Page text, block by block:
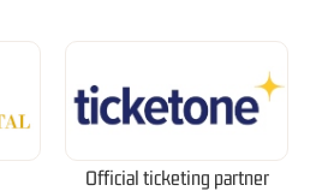
Official ticketing partner